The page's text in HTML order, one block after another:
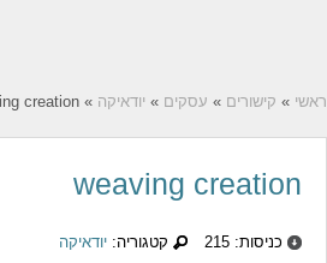
ראשי » קישורים » עסקים » יודאיקה » weaving creation
weaving creation
כניסות: 215 קטגוריה: יודאיקה